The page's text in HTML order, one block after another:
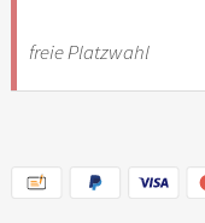
freie Platzwahl